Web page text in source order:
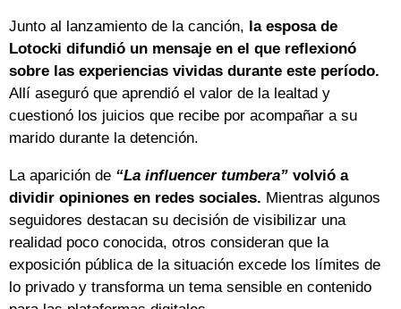
Junto al lanzamiento de la canción, la esposa de
Lotocki difundió un mensaje en el que reflexionó
sobre las experiencias vividas durante este período.
Allí aseguró que aprendió el valor de la lealtad y
cuestionó los juicios que recibe por acompañar a su
marido durante la detención.
La aparición de “La influencer tumbera” volvió a
dividir opiniones en redes sociales. Mientras algunos
seguidores destacan su decisión de visibilizar una
realidad poco conocida, otros consideran que la
exposición pública de la situación excede los límites de
lo privado y transforma un tema sensible en contenido